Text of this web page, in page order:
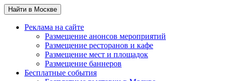
Найти в Москве
Реклама на сайте
Размещение анонсов мероприятий
Размещение ресторанов и кафе
Размещение мест и площадок
Размещение баннеров
Бесплатные события